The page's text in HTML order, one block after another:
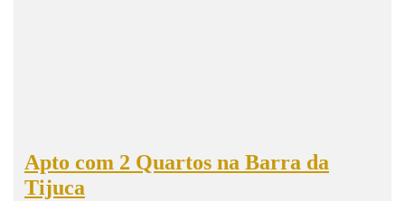
Apto com 2 Quartos na Barra da
Tijuca